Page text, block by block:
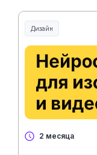
Дизайн
2 месяца